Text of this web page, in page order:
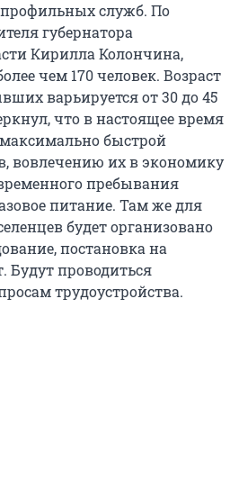
профильных служб. По
губернатора
Кирилла Колончина,
чем 170 человек. Возраст
варьируется от 30 до 45
что в настоящее время
быстрой
вовлечению их в экономику
пребывания
питание. Там же для
будет организовано
постановка на
проводиться
трудоустройства.